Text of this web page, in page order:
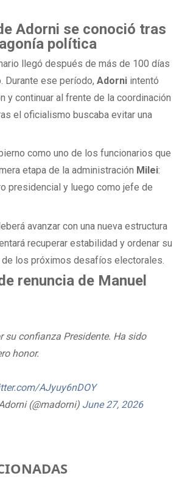
Adorni se conoció tras
política
llegó después de más de 100 días
Durante ese período, Adorni intentó
y continuar al frente de la coordinación
el oficialismo buscaba evitar una
como uno de los funcionarios que
etapa de la administración Milei:
presidencial y luego como jefe de
avanzar con una nueva estructura
recuperar estabilidad y ordenar su
los próximos desafíos electorales.
renuncia de Manuel
su confianza Presidente. Ha sido
honor.
AJyuy6nDOY
(@madorni) June 27, 2026